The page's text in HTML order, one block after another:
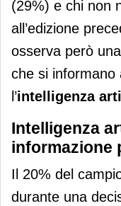
(29%) e chi non
all’edizione
osserva però
che si informano
l’intelligenza
Intelligenza
informazione
Il 20% del
durante una